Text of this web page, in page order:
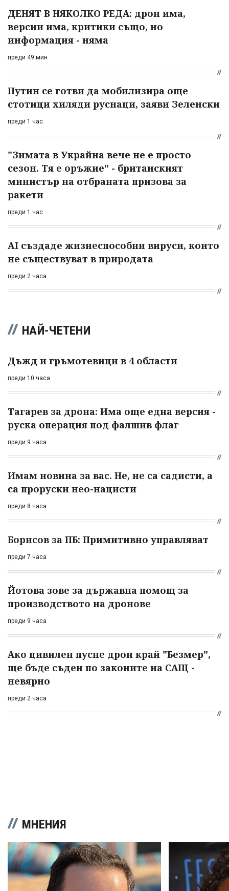
ДЕНЯТ В НЯКОЛКО РЕДА: дрон има,
версии има, критики също, но
информация - няма
преди 49 мин
Путин се готви да мобилизира още
стотици хиляди руснаци, заяви Зеленски
преди 1 час
"Зимата в Украйна вече не е просто
сезон. Тя е оръжие" - британският
министър на отбраната призова за
ракети
преди 1 час
AI създаде жизнеспособни вируси, които
не съществуват в природата
преди 2 часа
НАЙ-ЧЕТЕНИ
Дъжд и гръмотевици в 4 области
преди 10 часа
Тагарев за дрона: Има още една версия -
руска операция под фалшив флаг
преди 9 часа
Имам новина за вас. Не, не са садисти, а
са проруски нео-нацисти
преди 8 часа
Борисов за ПБ: Примитивно управляват
преди 7 часа
Йотова зове за държавна помощ за
производството на дронове
преди 9 часа
Ако цивилен пусне дрон край "Безмер",
ще бъде съден по законите на САЩ -
невярно
преди 2 часа
МНЕНИЯ